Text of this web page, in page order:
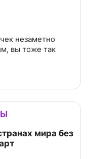
незаметно
вы тоже так
мира без